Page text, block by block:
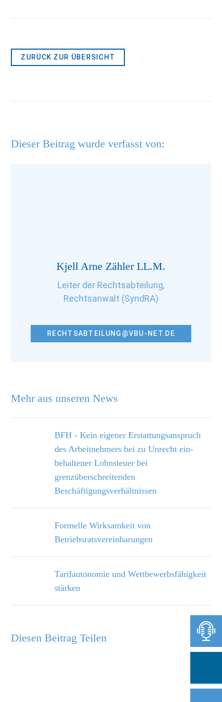
ZURÜCK ZUR ÜBERSICHT
Mehr aus unseren News
BFH - Kein eigener Erstattungsanspruch
des Arbeitnehmers bei zu Unrecht ein­
behaltener Lohnsteuer bei
grenzüberschreitenden
Beschäftigungsverhältnissen
Formelle Wirksamkeit von
Betriebsratsvereinbarungen
Tarifautonomie und Wettbewerbsfähigkeit
stärken
Dieser Beitrag wurde verfasst von:
Kjell Arne Zähler LL.M.
Leiter der Rechtsabteilung,
Rechtsanwalt (SyndRA)
RECHTSABTEILUNG@VBU-NET.DE
Diesen Beitrag Teilen